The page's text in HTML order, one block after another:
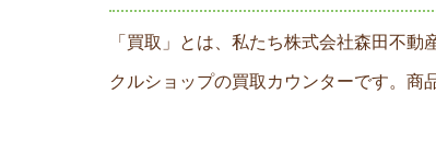
「買取」とは、私たち株式会社森田不
クルショップの買取カウンターです。商